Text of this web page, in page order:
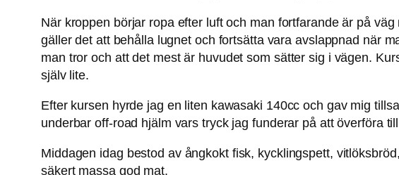
När kroppen börjar ropa efter luft och man fortfarande är på
gäller det att behålla lugnet och fortsätta vara avslappnad när
man tror och att det mest är huvudet som sätter sig i vägen.
själv lite.
Efter kursen hyrde jag en liten kawasaki 140cc och gav mig
underbar off-road hjälm vars tryck jag funderar på att överföra
Middagen idag bestod av ångkokt fisk, kycklingspett,
säkert massa god mat.